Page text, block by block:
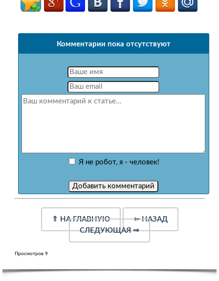
Комментарии пока отсутствуют
Я не робот, я - человек!
⇑ НА ГЛАВНУЮ ⇐НАЗАД
СЛЕДУЮЩАЯ⇒
Просмотров 9